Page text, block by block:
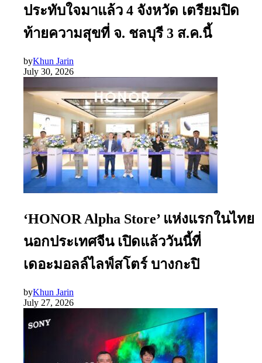
ประทับใจมาแล้ว 4 จังหวัด เตรียมปิด
ท้ายความสุขที่ จ. ชลบุรี 3 ส.ค.นี้
byKhun Jarin
July 30, 2026
‘HONOR Alpha Store’ แห่งแรกในไทย
นอกประเทศจีน เปิดแล้ววันนี้ที่
เดอะมอลล์ไลฟ์สโตร์ บางกะปิ
byKhun Jarin
July 27, 2026